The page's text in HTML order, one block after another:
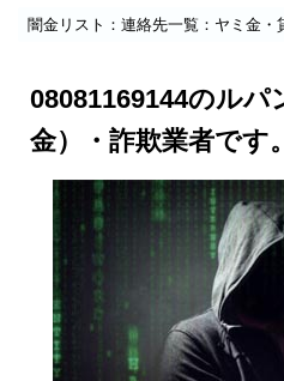
闇金リスト：連絡先一覧：ヤミ金・
08081169144のルパ
金）・詐欺業者です。